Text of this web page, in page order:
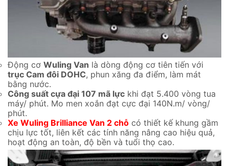
Động cơ Wuling Van là dòng động cơ tiên tiến với
trục Cam đôi DOHC, phun xăng đa điểm, làm mát
bằng nước.
Công suất cựa đại 107 mã lực khi đạt 5.400 vòng tua
máy/ phút. Mo men xoắn đạt cực đại 140N.m/ vòng/
phút.
Xe Wuling Brilliance Van 2 chỗ có thiết kế khung gầm
chịu lực tốt, liên kết các tính năng nâng cao hiệu quả,
hoạt động an toàn, độ bền và tuổi thọ cao.